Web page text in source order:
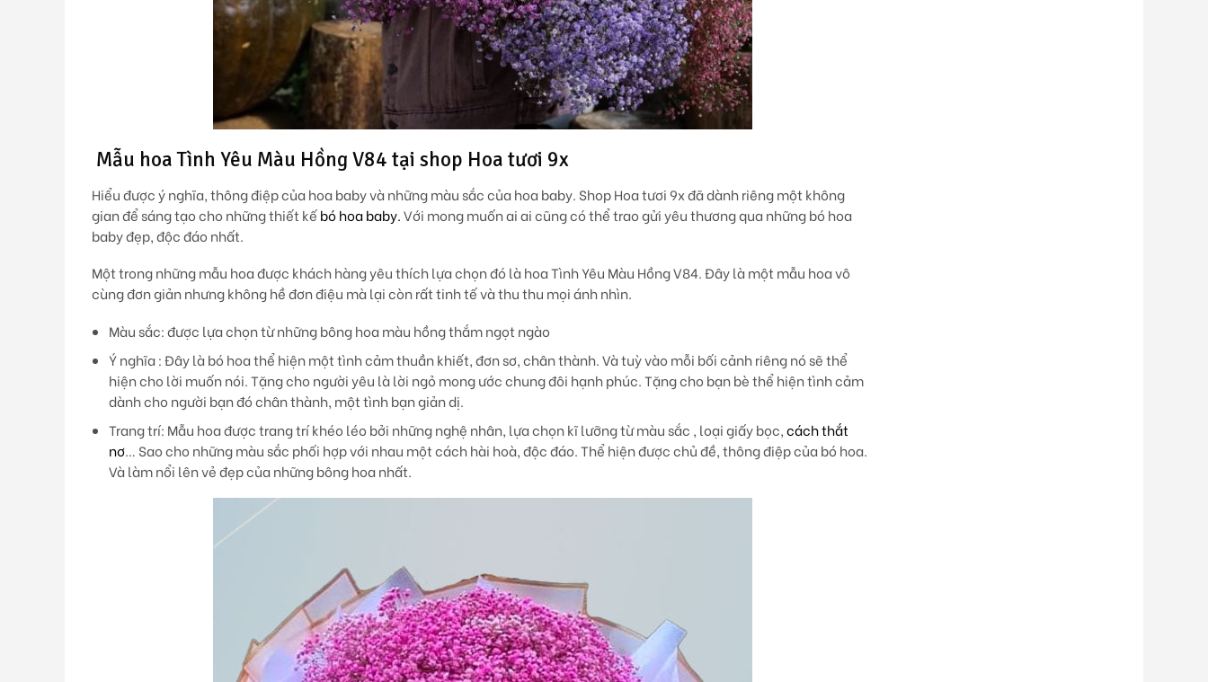
Mẫu hoa Tình Yêu Màu Hồng V84 tại shop Hoa tươi 9x
Hiểu được ý nghĩa, thông điệp của hoa baby và những màu sắc của hoa baby. Shop Hoa tươi 9x đã dành riêng một không
gian để sáng tạo cho những thiết kếbó hoa baby.Với mong muốn ai ai cũng có thể trao gửi yêu thương qua những bó hoa
baby đẹp, độc đáo nhất.
Một trong những mẫu hoa được khách hàng yêu thích lựa chọn đó là hoa Tình Yêu Màu Hồng V84. Đây là một mẫu hoa vô
cùng đơn giản nhưng không hề đơn điệu mà lại còn rất tinh tế và thu thu mọi ánh nhìn.
Màu sắc: được lựa chọn từ những bông hoa màu hồng thắm ngọt ngào
Ý nghĩa: Đây là bó hoa thể hiện một tình cảm thuần khiết, đơn sơ, chân thành. Và tuỳ vào mỗi bối cảnh riêng nó sẽ thể
hiện cho lời muốn nói. Tặng cho người yêu là lời ngỏ mong ước chung đôi hạnh phúc. Tặng cho bạn bè thể hiện tình cảm
dành cho người bạn đó chân thành, một tình bạn giản dị.
Trang trí: Mẫu hoa được trang trí khéo léo bởi những nghệ nhân, lựa chọn kĩ lưỡng từ màu sắc , loại giấy bọc,cách thắt
nơ… Sao cho những màu sắc phối hợp với nhau một cách hài hoà, độc đáo. Thể hiện được chủ đề, thông điệp của bó hoa.
Và làm nổi lên vẻ đẹp của những bông hoa nhất.